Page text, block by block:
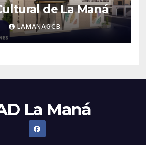
de La Maná
LAMANAGOB
La Maná